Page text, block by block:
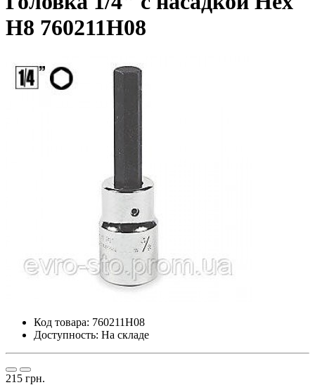
H8 760211H08
Код товара: 760211H08
Доступность: На складе
215 грн.